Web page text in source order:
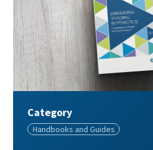
Category
Category
Handbooks and Guides